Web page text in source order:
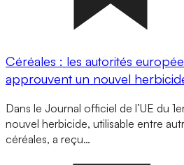
Céréales : les autorités
approuvent un nouvel
Dans le Journal officiel de l’UE du
nouvel herbicide, utilisable entre
céréales, a reçu…